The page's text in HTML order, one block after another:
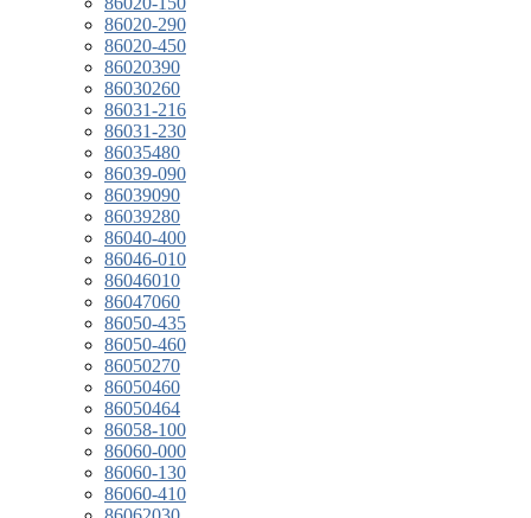
86020-290
86020-450
86020390
86030260
86031-216
86031-230
86035480
86039-090
86039090
86039280
86040-400
86046-010
86046010
86047060
86050-435
86050-460
86050270
86050460
86050464
86058-100
86060-000
86060-130
86060-410